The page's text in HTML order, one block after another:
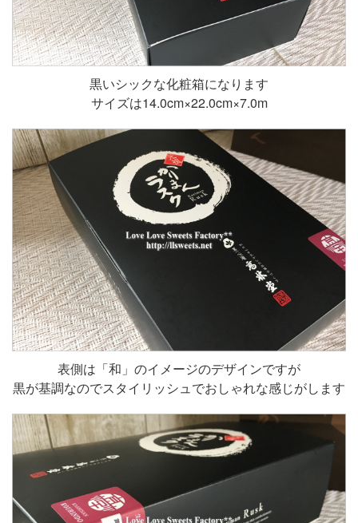
黒いシックな化粧箱になります
サイズは14.0cm×22.0cm×7.0m
表側は「和」のイメージのデザインですが
黒が基調なのでスタイリッシュでおしゃれな感じがします